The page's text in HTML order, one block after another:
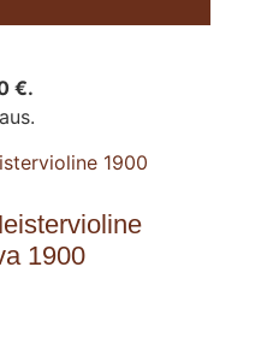
€.
1900